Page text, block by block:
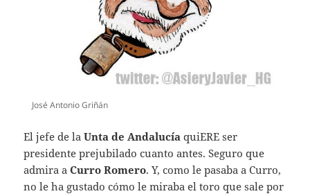
José Antonio Griñán
El jefe de laUnta de Andalucía quiERE ser
presidente prejubilado cuanto antes. Seguro que
admira aCurro Romero. Y, como le pasaba a Curro,
no le ha gustado cómo le miraba el toro que sale por